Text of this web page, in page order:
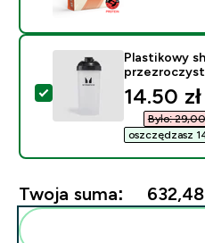
Wybierz ten produkt -
Plastikowy
14.50 zł‎
Było:
oszczędzasz
Twoja suma: 632,48